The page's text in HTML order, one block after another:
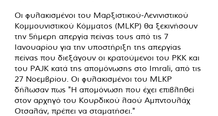
Οι φυλακισμένοι του Μαρξιστικού-Λενινιστικού
Κομμουνιστικού Κόμματος (MLKP) θα ξεκινήσουν
την 5ήμερη απεργία πείνας τους από τις 7
Ιανουαρίου για την υποστήριξη της απεργίας
πείνας που διεξάγουν οι κρατούμενοι του PKK και
του PAJK κατά της απομόνωσης στο Imrali, από τις
27 Νοεμβρίου. Οι φυλακισμένοι του MLKP
δήλωσαν πως "Η απομόνωση που έχει επιβληθεί
στον αρχηγό του Κουρδικού λαού Αμπντουλάχ
Οτσαλάν, πρέπει να σταματήσει."